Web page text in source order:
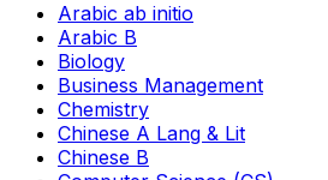
Arabic ab initio
Arabic B
Biology
Business Management
Chemistry
Chinese A Lang & Lit
Chinese B